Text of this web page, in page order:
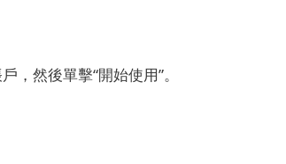
然後單擊“開始使用”。